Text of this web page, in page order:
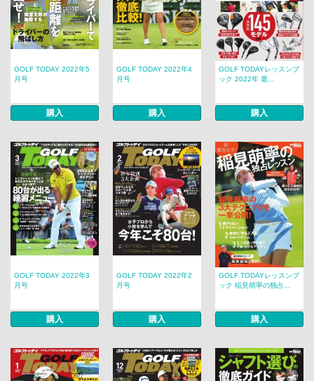
GOLF TODAY 2022年5
月号
購入
GOLF TODAY 2022年4
月号
購入
GOLF TODAYレッスンブ
ック 2022年 最...
購入
GOLF TODAY 2022年3
月号
購入
GOLF TODAY 2022年2
月号
購入
GOLF TODAYレッスンブ
ック 稲見萌寧の独占...
購入